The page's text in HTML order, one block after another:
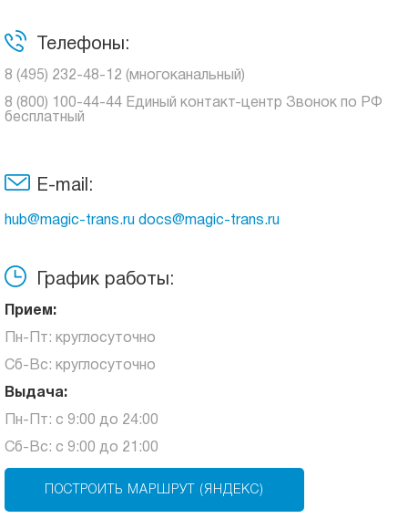
Телефоны:
8 (495) 232-48-12 (многоканальный)
8 (800) 100-44-44 Единый контакт-центр Звонок по РФ
бесплатный
E-mail:
hub@magic-trans.ru docs@magic-trans.ru
График работы:
Прием:
Пн-Пт: круглосуточно
Сб-Вс: круглосуточно
Выдача:
Пн-Пт: с 9:00 до 24:00
Сб-Вс: с 9:00 до 21:00
ПОСТРОИТЬ МАРШРУТ (ЯНДЕКС)